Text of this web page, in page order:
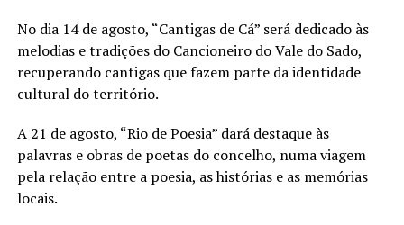
No dia 14 de agosto, “Cantigas de Cá” será dedicado às
melodias e tradições do Cancioneiro do Vale do Sado,
recuperando cantigas que fazem parte da identidade
cultural do território.
A 21 de agosto, “Rio de Poesia” dará destaque às
palavras e obras de poetas do concelho, numa viagem
pela relação entre a poesia, as histórias e as memórias
locais.